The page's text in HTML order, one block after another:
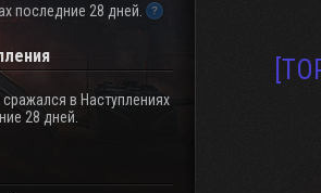
последние 28 дней.
сражался в Наступлениях
28 дней.